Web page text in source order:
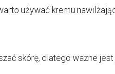
używać kremu
skórę, dlatego ważne